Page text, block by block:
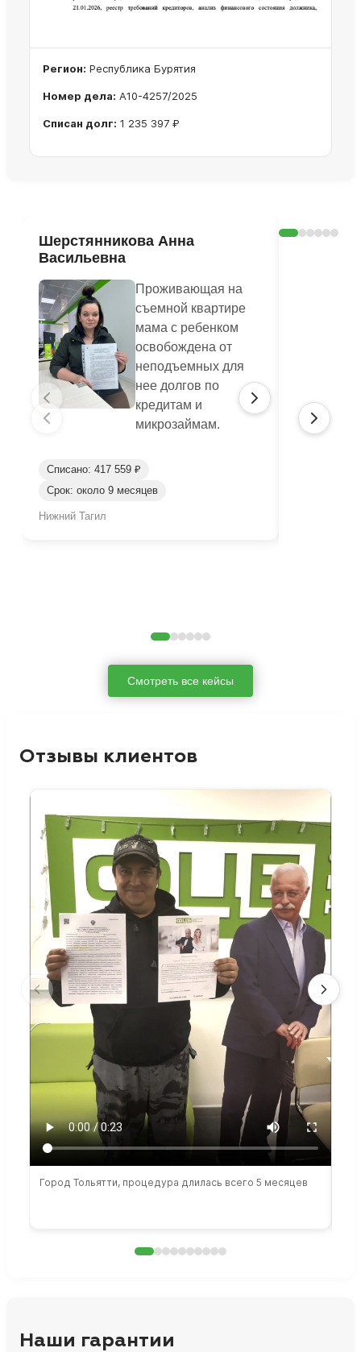
Регион: Республика Бурятия
Номер дела: А10-4257/2025
Списан долг: 1 235 397 ₽
Шерстянникова Анна
Васильевна
Проживающая на
съемной квартире
мама с ребенком
освобождена от
неподъемных для
нее долгов по
кредитам и
микрозаймам.
Списано: 417 559 ₽
Срок: около 9 месяцев
Нижний Тагил
Смотреть все кейсы
Отзывы клиентов
Город Тольятти, процедура длилась всего 5 месяцев
Наши гарантии